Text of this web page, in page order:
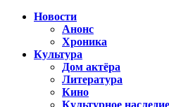
Новости
Анонс
Хроника
Культура
Дом актёра
Литература
Кино